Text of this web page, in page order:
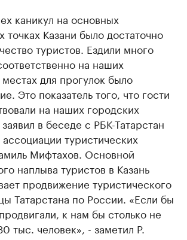
каникул на основных
точках Казани было достаточно
туристов. Ездили много
на наших
для прогулок было
Это показатель того, что гости
на наших городских
в беседе с РБК-Татарстан
туристических
Мифтахов. Основной
наплыва туристов в Казань
продвижение туристического
Татарстана по России. «Если бы
к нам бы столько не
тыс. человек», - заметил Р.